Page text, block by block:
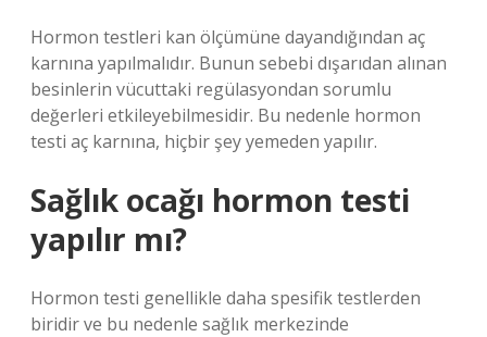
Hormon testleri kan ölçümüne dayandığından aç
karnına yapılmalıdır. Bunun sebebi dışarıdan alınan
besinlerin vücuttaki regülasyondan sorumlu
değerleri etkileyebilmesidir. Bu nedenle hormon
testi aç karnına, hiçbir şey yemeden yapılır.
Sağlık ocağı hormon testi
yapılır mı?
Hormon testi genellikle daha spesifik testlerden
biridir ve bu nedenle sağlık merkezinde